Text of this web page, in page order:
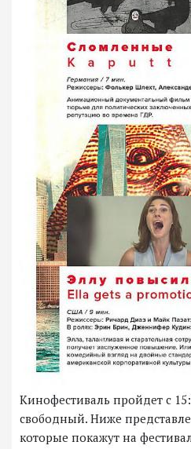
Кинофестиваль пройдет с
свободный. Ниже
которые покажут на